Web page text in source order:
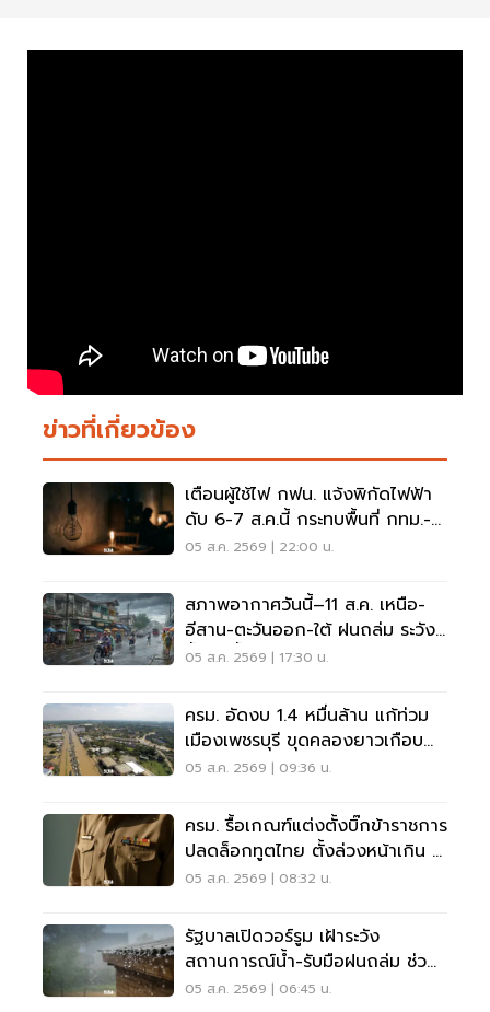
ข่าวที่เกี่ยวข้อง
เตือนผู้ใช้ไฟ กฟน. แจ้งพิกัดไฟฟ้า
ดับ 6-7 ส.ค.นี้ กระทบพื้นที่ กทม.-
นนทบุรี-สมุทรปราการ
05 ส.ค. 2569 | 22:00 น.
สภาพอากาศวันนี้–11 ส.ค. เหนือ-
อีสาน-ตะวันออก-ใต้ ฝนถล่ม ระวัง
น้ำป่า น้ำท่วมขัง
05 ส.ค. 2569 | 17:30 น.
ครม. อัดงบ 1.4 หมื่นล้าน แก้ท่วม
เมืองเพชรบุรี ขุดคลองยาวเกือบ
40 กม.
05 ส.ค. 2569 | 09:36 น.
ครม. รื้อเกณฑ์แต่งตั้งบิ๊กข้าราชการ
ปลดล็อกทูตไทย ตั้งล่วงหน้าเกิน 2
เดือน
05 ส.ค. 2569 | 08:32 น.
รัฐบาลเปิดวอร์รูม เฝ้าระวัง
สถานการณ์น้ำ-รับมือฝนถล่ม ช่วย
เหลือปชช. 24 ชม.
05 ส.ค. 2569 | 06:45 น.